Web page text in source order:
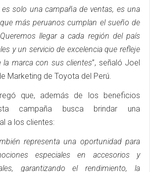
solo una campaña de ventas, es una
más peruanos cumplan el sueño de
llegar a cada región del país
y un servicio de excelencia que refleje
marca con sus clientes”, señaló Joel
Marketing de Toyota del Perú.
que, además de los beneficios
campaña busca brindar una
a los clientes:
representa una oportunidad para
especiales en accesorios y
garantizando el rendimiento, la